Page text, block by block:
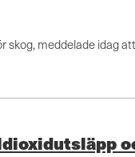
skog, meddelade